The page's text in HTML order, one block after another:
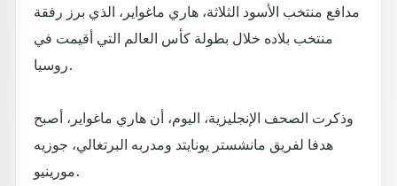
مدافع منتخب الأسود الثلاثة، هاري ماغواير، الذي برز رفقة
منتخب بلاده خلال بطولة كأس العالم التي أقيمت في
روسيا.
وذكرت الصحف الإنجليزية، اليوم، أن هاري ماغواير، أصبح
هدفا لفريق مانشستر يونايتد ومدربه البرتغالي، جوزيه
مورينيو.